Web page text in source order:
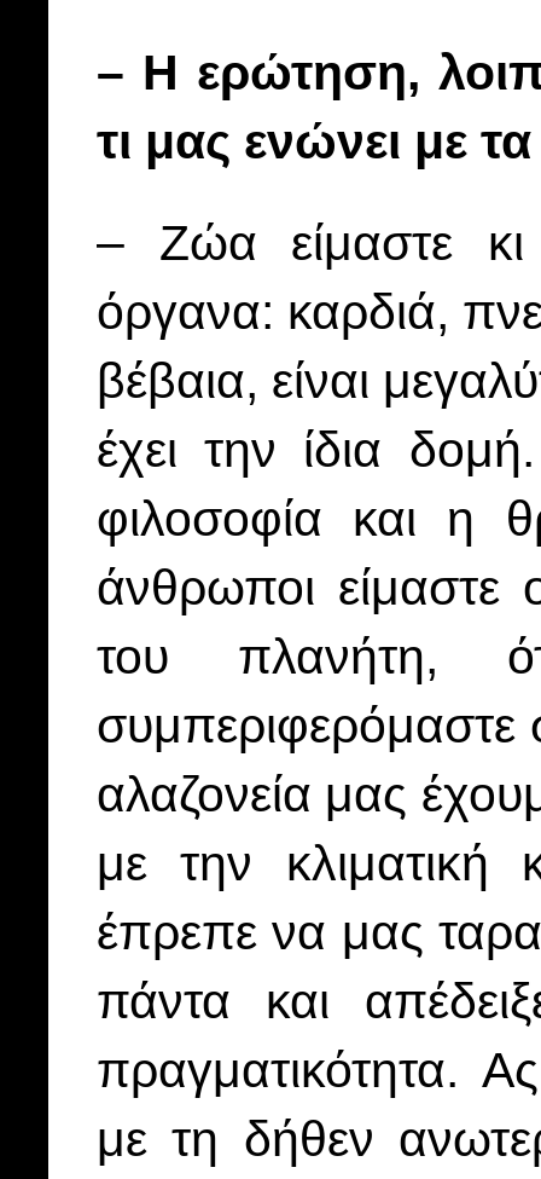
– Η ερώτηση,
τι μας ενώνει με
– Ζώα είμαστε κι
όργανα: καρδιά,
βέβαια, είναι
έχει την ίδια
φιλοσοφία και η
άνθρωποι είμαστε
του πλανήτη,
συμπεριφερόμαστε
αλαζονεία μας
με την
έπρεπε να μας
πάντα και
πραγματικότητα.
με τη δήθεν